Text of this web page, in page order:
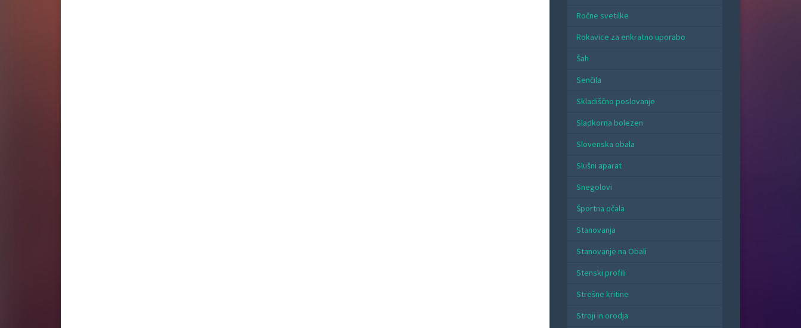
Ročne svetilke
Rokavice za enkratno uporabo
Šah
Senčila
Skladiščno poslovanje
Sladkorna bolezen
Slovenska obala
Slušni aparat
Snegolovi
Športna očala
Stanovanja
Stanovanje na Obali
Stenski profili
Strešne kritine
Stroji in orodja